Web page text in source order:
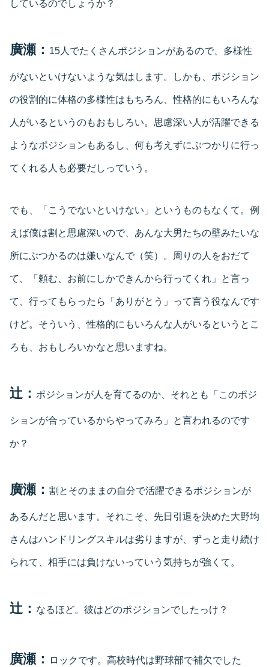
しているのでしょうか？
廣瀬： 15人でたくさんポジションがあるので、多様性
がないといけないような気はします。しかも、ポジション
の役割的に体格の多様性はもちろん、性格的にもいろんな
人がいるというのもおもしろい。思慮深い人が活躍できる
ようなポジションもあるし、何も考えずにぶつかりに行っ
てくれる人も必要だしっていう。
でも、「こうでないといけない」というものもなくて。例
えば僕は割と思慮深いので、あんな大男たちの壁みたいな
所にぶつかるのは嫌いなんで（笑）。周りの人をおだて
て、「頼む、お前にしかできんから行ってくれ」と言っ
て、行ってもらったら「ありがとう」って言う役なんです
けど。そういう、性格的にもいろんな人がいるというとこ
ろも、おもしろいかなと思いますね。
辻： ポジションが人を育てるのか、それとも「このポジ
ションが合っているからやってみろ」と言われるのです
か？
廣瀬： 割とそのままの自分で活躍できるポジションが
あるんだと思います。それこそ、先日引退を決めた大野均
さんはハンドリングスキルは劣りますが、ずっと走り続け
られて、相手には負けないっていう気持ちが強くて。
辻： なるほど。彼はどのポジションでしたっけ？
廣瀬： ロックです。高校時代は野球部で補欠でした